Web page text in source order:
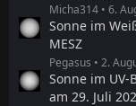
Micha314 6.
Sonne im
MESZ
Pegasus 2.
Sonne im UV-
am 29. Juli